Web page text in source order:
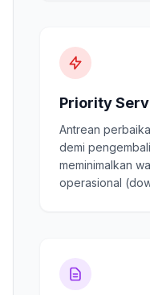
Priority
Antrean
demi
meminimalkan
operasional